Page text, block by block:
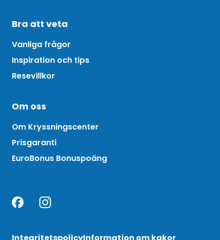
Bra att veta
Vanliga frågor
Inspiration och tips
Resevillkor
Om oss
Om Kryssningscenter
Prisgaranti
EuroBonus Bonuspoäng